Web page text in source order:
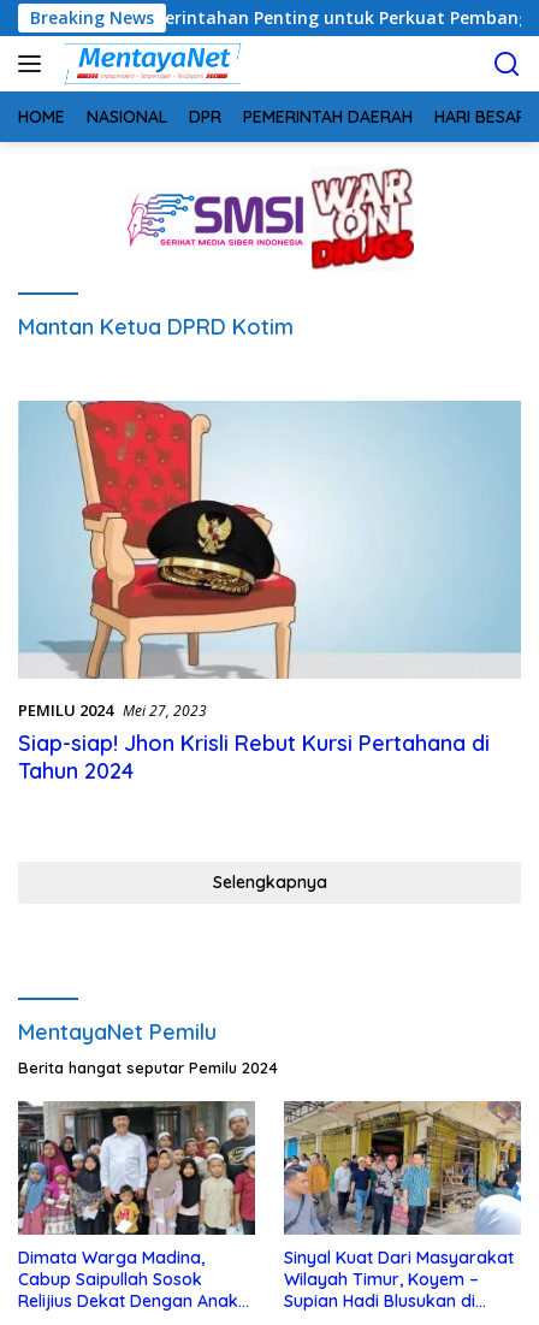
Langsung
ke
konten
Breaking News
Pemerintahan Penting untuk Perkuat Pembangunan
HOME NASIONAL DPR PEMERINTAH DAERAH HARI BESAR
Mantan Ketua DPRD Kotim
PEMILU 2024 Mei 27, 2023
Siap-siap! Jhon Krisli Rebut Kursi Pertahana di
Tahun 2024
Selengkapnya
MentayaNet Pemilu
Berita hangat seputar Pemilu 2024
Dimata Warga Madina,
Cabup Saipullah Sosok
Relijius Dekat Dengan Anak
Sinyal Kuat Dari Masyarakat
Wilayah Timur, Koyem –
Supian Hadi Blusukan di